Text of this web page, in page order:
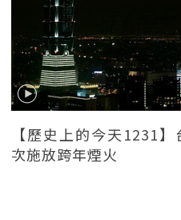
【歷史上的今天1231
次施放跨年煙火